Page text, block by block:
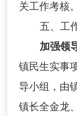
关工作考核。
五、工
加强领
镇民生实事
导小组，由
镇长全金龙